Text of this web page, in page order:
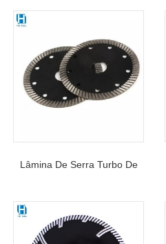
Lâmina De Serra Turbo De
Personalizável Para Corte De
Mármore Cerâmico